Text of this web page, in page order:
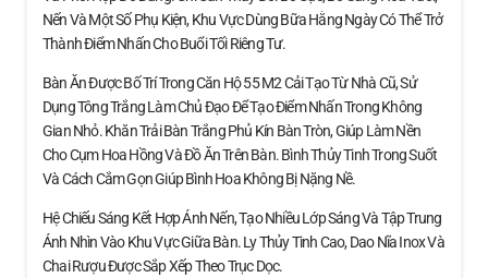
Nến Và Một Số Phụ Kiện, Khu Vực Dùng Bữa Hằng Ngày Có Thể Trở
Thành Điểm Nhấn Cho Buổi Tối Riêng Tư.
Bàn Ăn Được Bố Trí Trong Căn Hộ 55 M2 Cải Tạo Từ Nhà Cũ, Sử
Dụng Tông Trắng Làm Chủ Đạo Để Tạo Điểm Nhấn Trong Không
Gian Nhỏ. Khăn Trải Bàn Trắng Phủ Kín Bàn Tròn, Giúp Làm Nền
Cho Cụm Hoa Hồng Và Đồ Ăn Trên Bàn. Bình Thủy Tinh Trong Suốt
Và Cách Cắm Gọn Giúp Bình Hoa Không Bị Nặng Nề.
Hệ Chiếu Sáng Kết Hợp Ánh Nến, Tạo Nhiều Lớp Sáng Và Tập Trung
Ánh Nhìn Vào Khu Vực Giữa Bàn. Ly Thủy Tinh Cao, Dao Nĩa Inox Và
Chai Rượu Được Sắp Xếp Theo Trục Dọc.